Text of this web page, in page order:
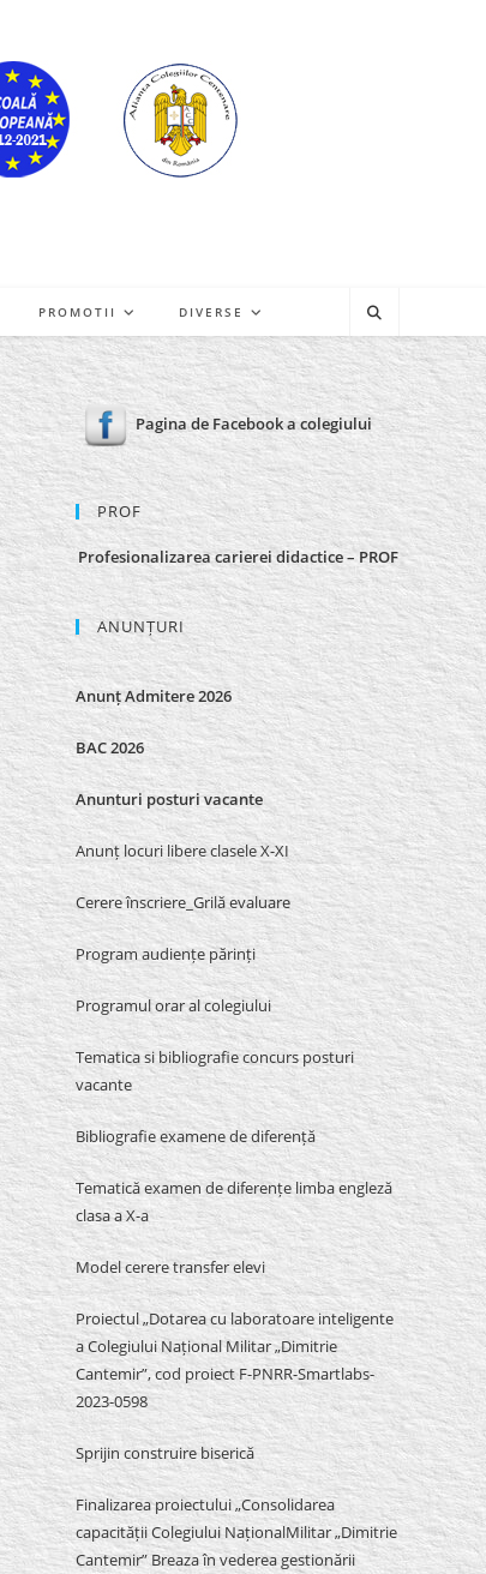
PROMOTII DIVERSE
Pagina de Facebook a colegiului
PROF
Profesionalizarea carierei didactice – PROF
ANUNȚURI
Anunț Admitere 2026
BAC 2026
Anunturi posturi vacante
Anunț locuri libere clasele X-XI
Cerere înscriere_Grilă evaluare
Program audiențe părinți
Programul orar al colegiului
Tematica si bibliografie concurs posturi
vacante
Bibliografie examene de diferență
Tematică examen de diferențe limba engleză
clasa a X-a
Model cerere transfer elevi
Proiectul „Dotarea cu laboratoare inteligente
a Colegiului Național Militar „Dimitrie
Cantemir”, cod proiect F-PNRR-Smartlabs-
2023-0598
Sprijin construire biserică
Finalizarea proiectului „Consolidarea
capacității Colegiului NaționalMilitar „Dimitrie
Cantemir” Breaza în vederea gestionării